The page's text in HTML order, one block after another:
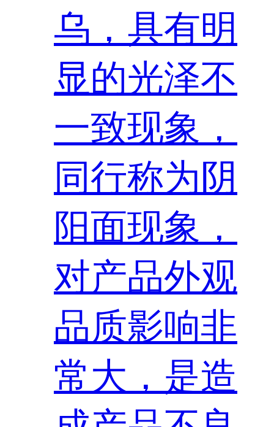
乌，具有明
显的光泽不
一致现象，
同行称为阴
阳面现象，
对产品外观
品质影响非
常大，是造